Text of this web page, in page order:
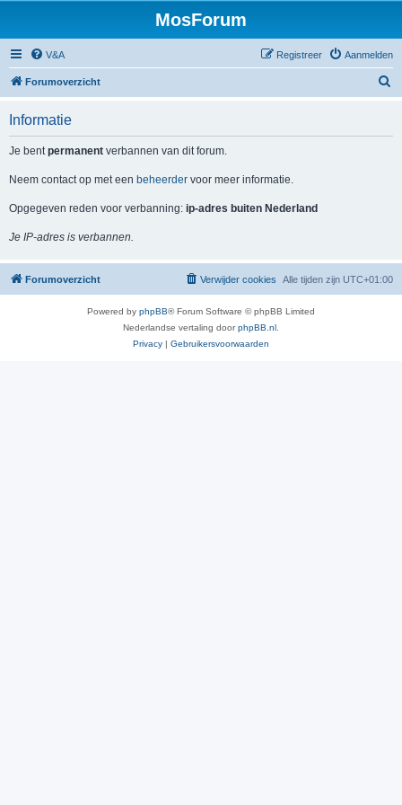
MosForum
V&A Aanmelden
Registreer
Forumoverzicht
Informatie
Je bentpermanent verbannen van dit forum.
Neem contact op met een beheerder voor meer informatie.
Opgegeven reden voor verbanning: ip-adres buiten Nederland
Je IP-adres is verbannen.
Forumoverzicht Alle tijden zijn UTC+01:00
Verwijder cookies
Powered by phpBB® Forum Software © phpBB Limited
Nederlandse vertaling doorphpBB.nl
Privacy | Gebruikersvoorwaarden